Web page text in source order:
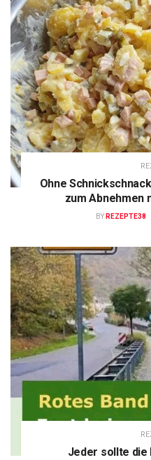
Ohne
zum Abnehmen
BY REZEPTE38
Jeder sollte die